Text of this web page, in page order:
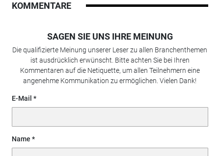
KOMMENTARE
SAGEN SIE UNS IHRE MEINUNG
Die qualifizierte Meinung unserer Leser zu allen Branchenthemen
ist ausdrücklich erwünscht. Bitte achten Sie bei Ihren
Kommentaren auf die Netiquette, um allen Teilnehmern eine
angenehme Kommunikation zu ermöglichen. Vielen Dank!
E-Mail
Name